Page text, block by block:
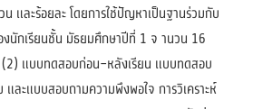
น และร้อยละ โดยการใช้ปัญหาเป็นฐานร่วมกับ
นักเรียนชั้น มัธยมศึกษาปีที่ 1 จ านวน 16
(2) แบบทดสอบก่อน–หลังเรียน แบบทดสอบ
ละแบบสอบถามความพึงพอใจ การวิเคราะห์